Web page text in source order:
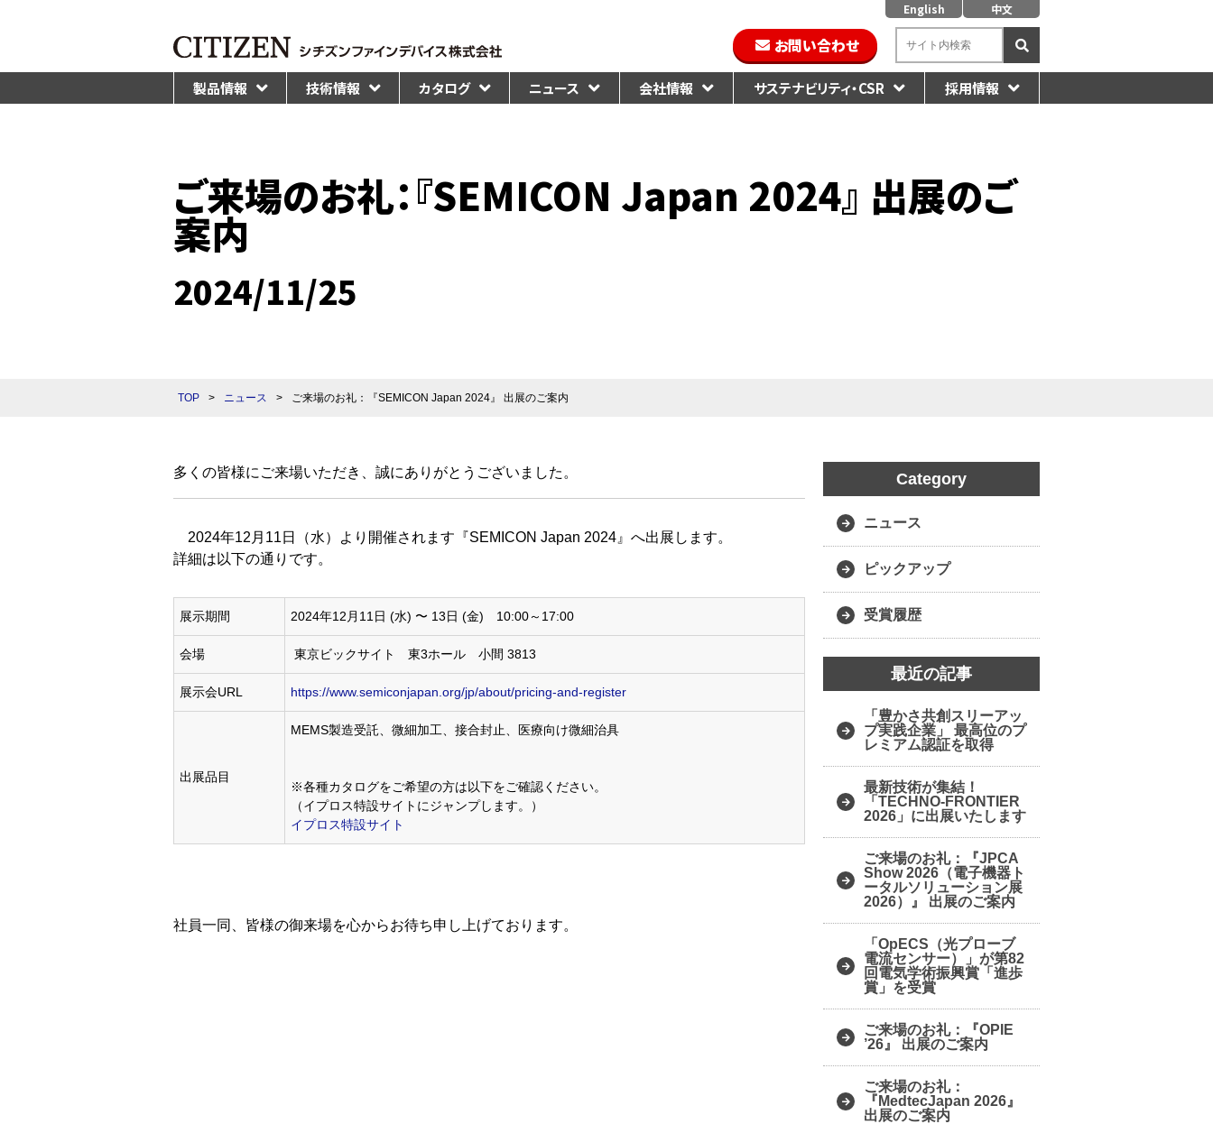
English 中文
お問い合わせ
製品情報 技術情報 カタログ ニュース 会社情報 サステナビリティ・CSR 採用情報
ご来場のお礼：『SEMICON Japan 2024』 出展のご
案内
2024/11/25
TOP > ニュース > ご来場のお礼：『SEMICON Japan 2024』 出展のご案内
多くの皆様にご来場いただき、誠にありがとうございました。
2024年12月11日（水）より開催されます『SEMICON Japan 2024』へ出展します。
詳細は以下の通りです。
展示期間 2024年12月11日 (水) 〜 13日 (金) 10:00～17:00
会場 東京ビックサイト 東3ホール 小間 3813
展示会URL https://www.semiconjapan.org/jp/about/pricing-and-register
出展品目
MEMS製造受託、微細加工、接合封止、医療向け微細治具
※各種カタログをご希望の方は以下をご確認ください。
（イプロス特設サイトにジャンプします。）
イプロス特設サイト
社員一同、皆様の御来場を心からお待ち申し上げております。
Category
ニュース
ピックアップ
受賞履歴
最近の記事
「豊かさ共創スリーアッ
プ実践企業」 最高位のプ
レミアム認証を取得
最新技術が集結！
「TECHNO-FRONTIER
2026」に出展いたします
ご来場のお礼：『JPCA
Show 2026（電子機器ト
ータルソリューション展
2026）』 出展のご案内
「OpECS（光プローブ
電流センサー）」が第82
回電気学術振興賞「進歩
賞」を受賞
ご来場のお礼：『OPIE
’26』 出展のご案内
ご来場のお礼：
『MedtecJapan 2026』
出展のご案内